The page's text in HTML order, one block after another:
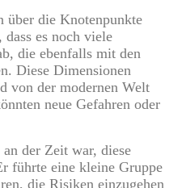
über die Knotenpunkte
es noch viele
die ebenfalls mit den
Diese Dimensionen
von der modernen Welt
neue Gefahren oder
der Zeit war, diese
führte eine kleine Gruppe
die Risiken einzugehen